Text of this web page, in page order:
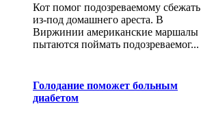
Кот помог подозреваемому сбежать
из-под домашнего ареста. В
Виржинии американские маршалы
пытаются поймать подозреваемог...
Голодание поможет больным
диабетом